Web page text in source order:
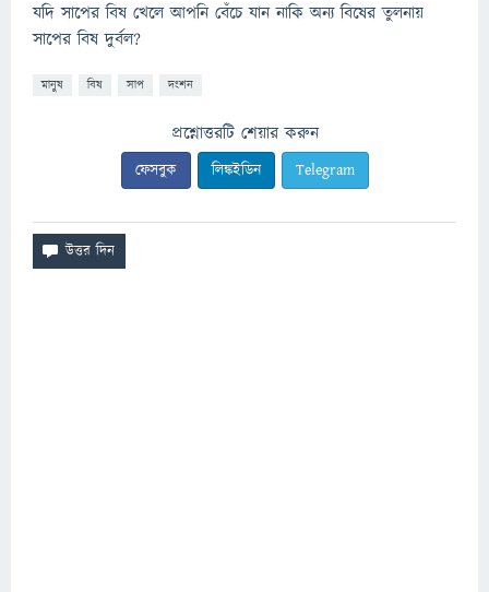
যদি সাপের বিষ খেলে আপনি বেঁচে যান নাকি অন্য বিষের তুলনায়
সাপের বিষ দুর্বল?
মানুষ বিষ সাপ দংশন
প্রশ্নোত্তরটি শেয়ার করুন
ফেসবুক লিঙ্কইডিন Telegram